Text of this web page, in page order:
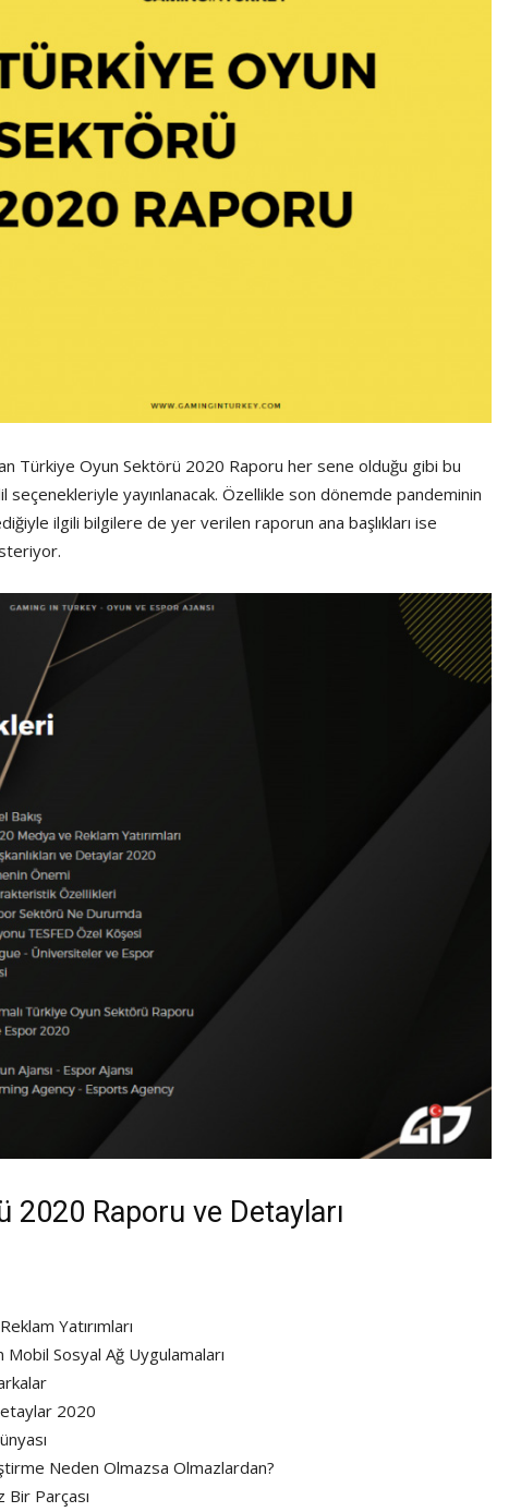
Türkiye Oyun Sektörü 2020 Raporu her sene olduğu gibi bu
yayınlanacak. Özellikle son dönemde pandeminin
ilgili bilgilere de yer verilen raporun ana başlıkları ise
2020 Raporu ve Detayları
Yatırımları
Mobil Sosyal Ağ Uygulamaları
2020
Neden Olmazsa Olmazlardan?
Bir Parçası